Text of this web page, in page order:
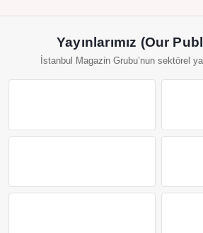
Yayınlarımız (Our
İstanbul Magazin Grubu’nun sektörel